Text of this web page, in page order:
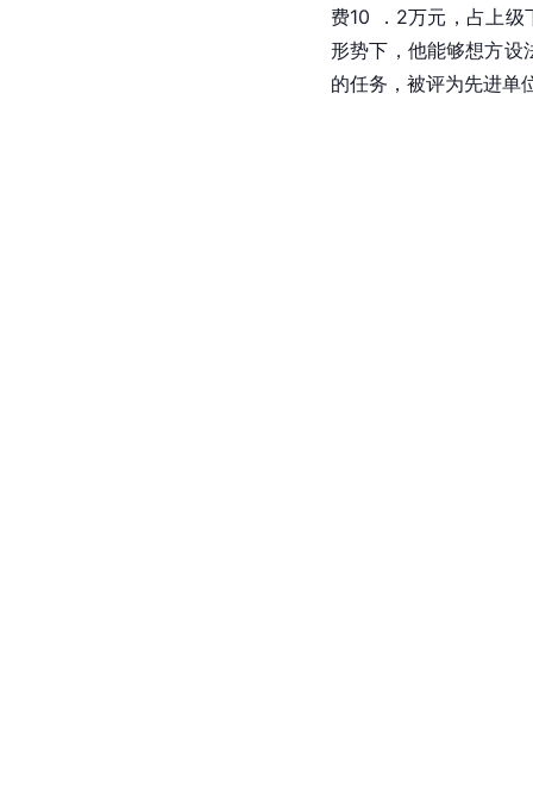
费10 ．2万元，占上
形势下，他能够想方设
的任务，被评为先进单